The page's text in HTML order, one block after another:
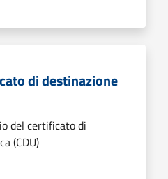
di destinazione
del certificato di
(CDU)